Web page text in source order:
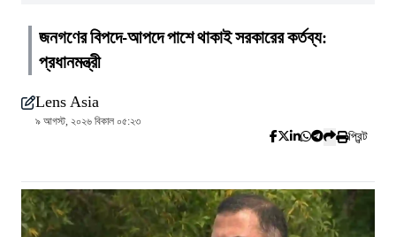
জনগণের বিপদে-আপদে পাশে থাকাই সরকারের কর্তব্য:
প্রধানমন্ত্রী
Lens Asia
৯ আগস্ট, ২০২৬ বিকাল ০৫:২৩
প্রিন্ট